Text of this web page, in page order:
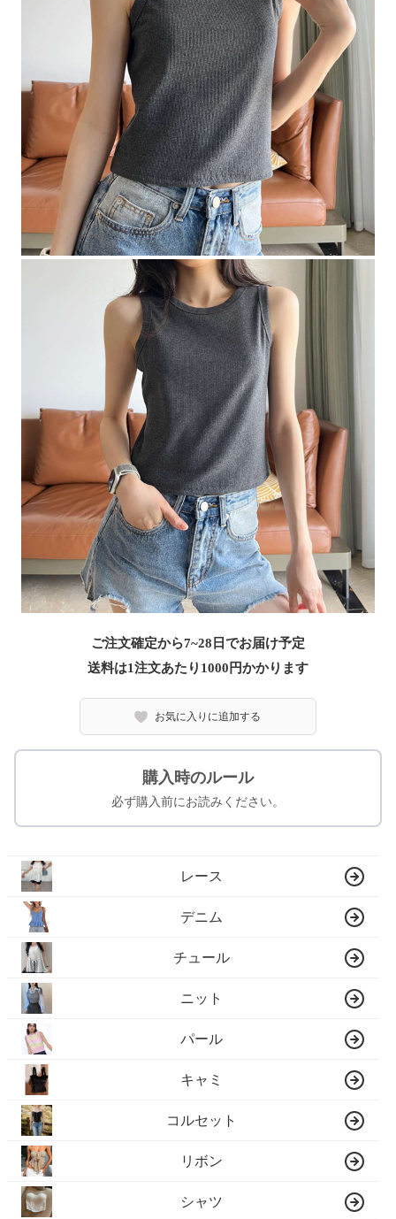
ご注文確定から7~28日でお届け予定
送料は1注文あたり 1000 円かかります
お気に入りに追加する
購入時のルール
必ず購入前にお読みください。
レース
デニム
チュール
ニット
パール
キャミ
コルセット
リボン
シャツ